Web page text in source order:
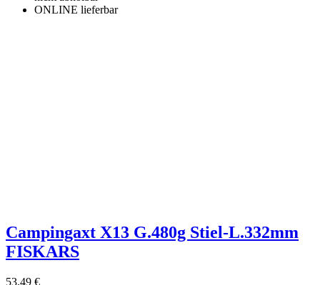
ONLINE lieferbar
Campingaxt X13 G.480g Stiel-L.332mm
FISKARS
53,49 €